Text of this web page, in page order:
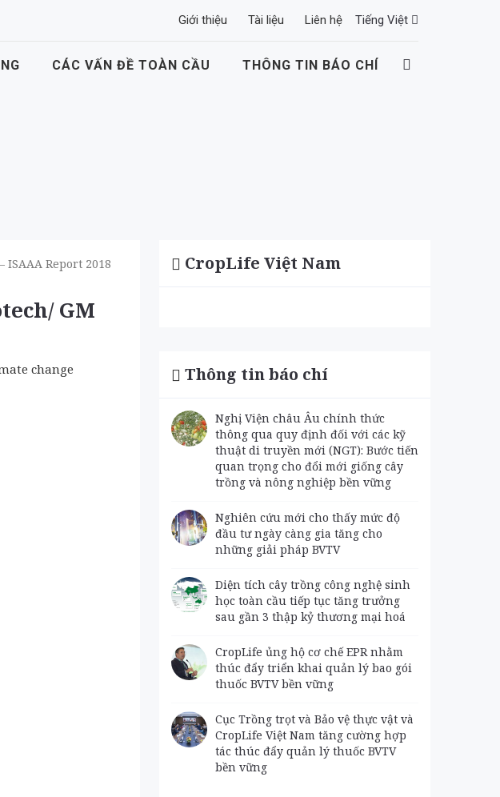
Giới thiệu Tài liệu Liên hệ Tiếng Việt
CÁC VẤN ĐỀ TOÀN CẦU THÔNG TIN BÁO CHÍ
ISAAA Report 2018
GM
change
CropLife Việt Nam
Thông tin báo chí
Nghị Viện châu Âu chính thức
thông qua quy định đối với các kỹ
thuật di truyền mới (NGT): Bước tiến
quan trọng cho đổi mới giống cây
trồng và nông nghiệp bền vững
Nghiên cứu mới cho thấy mức độ
đầu tư ngày càng gia tăng cho
những giải pháp BVTV
Diện tích cây trồng công nghệ sinh
học toàn cầu tiếp tục tăng trưởng
sau gần 3 thập kỷ thương mại hoá
CropLife ủng hộ cơ chế EPR nhằm
thúc đẩy triển khai quản lý bao gói
thuốc BVTV bền vững
Cục Trồng trọt và Bảo vệ thực vật và
CropLife Việt Nam tăng cường hợp
tác thúc đẩy quản lý thuốc BVTV
bền vững